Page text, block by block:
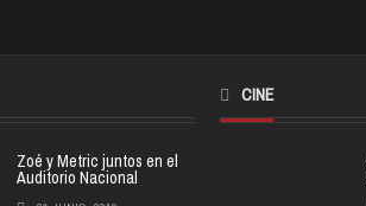
Zoé y Metric juntos en el
Auditorio Nacional
CINE